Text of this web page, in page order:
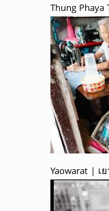
Thung Phaya
Yaowarat | เ